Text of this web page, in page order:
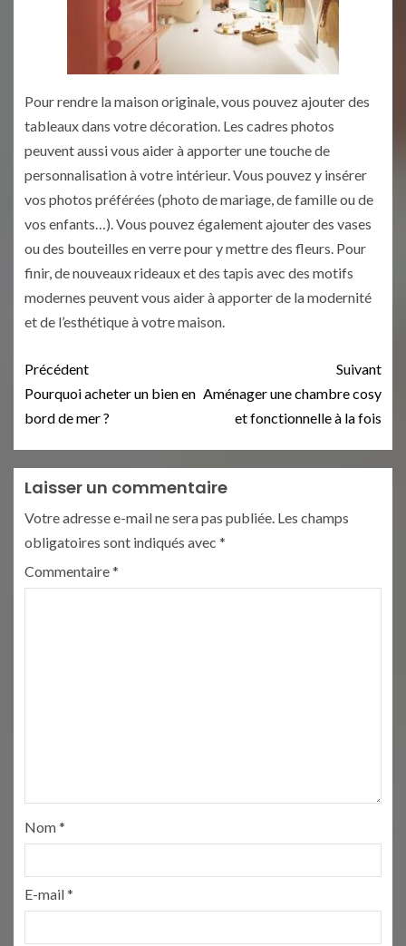
Pour rendre la maison originale, vous pouvez ajouter des
tableaux dans votre décoration. Les cadres photos
peuvent aussi vous aider à apporter une touche de
personnalisation à votre intérieur. Vous pouvez y insérer
vos photos préférées (photo de mariage, de famille ou de
vos enfants…). Vous pouvez également ajouter des vases
ou des bouteilles en verre pour y mettre des fleurs. Pour
finir, de nouveaux rideaux et des tapis avec des motifs
modernes peuvent vous aider à apporter de la modernité
et de l’esthétique à votre maison.
Précédent
Pourquoi acheter un bien en
bord de mer ?
Suivant
Aménager une chambre cosy
et fonctionnelle à la fois
Laisser un commentaire
Votre adresse e-mail ne sera pas publiée. Les champs
obligatoires sont indiqués avec *
Commentaire*
Nom*
E-mail*